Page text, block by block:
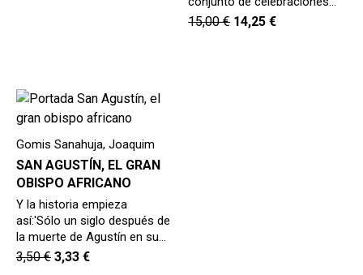
15,00€ 14,25€
Gomis Sanahuja, Joaquim
SAN AGUSTÍN, EL GRAN
OBISPO AFRICANO
Y la historia empieza
así:'Sólo un siglo después de
la muerte de Agustín en su…
3,50€ 3,33 €